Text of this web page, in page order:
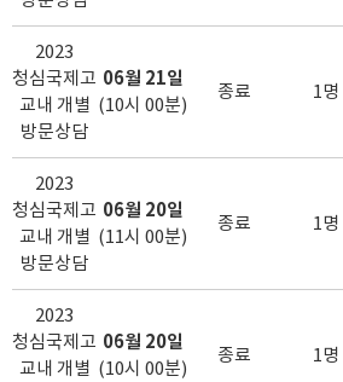
2023
청심국제고
교내 개별
방문상담
06월 21일
(10시 00분)
종료 1명
2023
청심국제고
교내 개별
방문상담
06월 20일
(11시 00분)
종료 1명
2023
청심국제고
교내 개별
06월 20일
(10시 00분)
종료 1명